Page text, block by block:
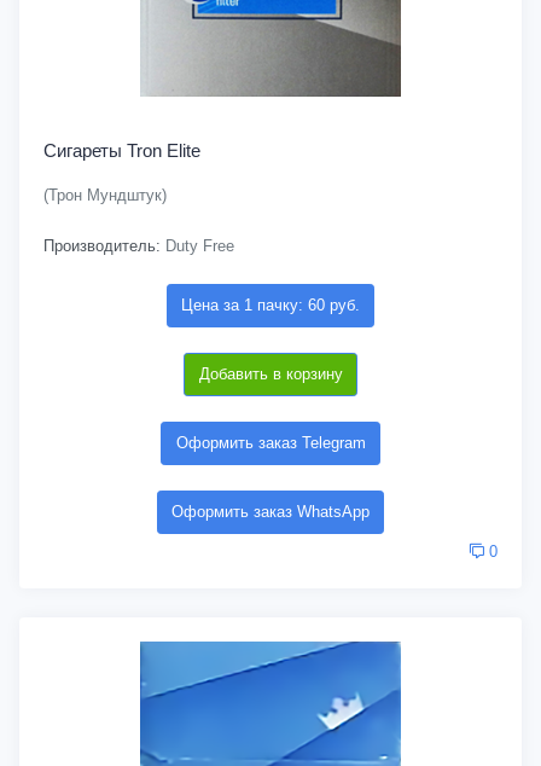
Сигареты Tron Elite
(Трон Мундштук)
Производитель: Duty Free
Цена за 1 пачку: 60 руб.
Добавить в корзину
Оформить заказ Telegram
Оформить заказ WhatsApp
0